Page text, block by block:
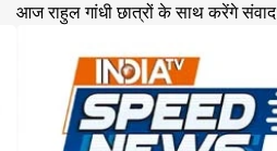
आज राहुल गांधी छात्रों के साथ करेंगे संवाद